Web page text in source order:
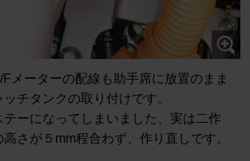
メーターの配線も助手席に放置のまま
ッチタンクの取り付けです。
ーになってしまいました、実は二作
さが５mm程合わず、作り直しです。